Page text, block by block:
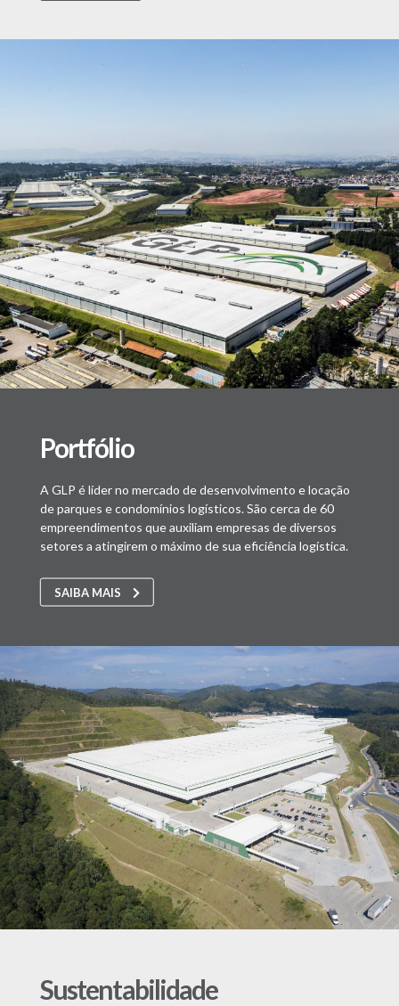
Portfólio
A GLP é líder no mercado de desenvolvimento e locação
de parques e condomínios logísticos. São cerca de 60
empreendimentos que auxiliam empresas de diversos
setores a atingirem o máximo de sua eficiência logística.
SAIBA MAIS
Sustentabilidade